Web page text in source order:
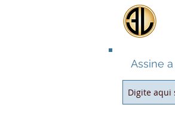
Assine